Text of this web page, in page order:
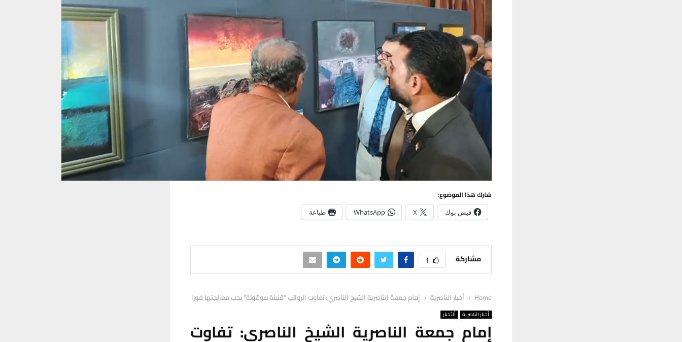
شارك هذا الموضوع:
فيس بوك X
WhatsApp طباعة
مشاركة 1
Home أخبار الناصرية إمام جمعة الناصرية الشيخ الناصري: تفاوت الرواتب “قنبلة موقوتة” يجب معالجتها فورا
أخبار الناصرية ألأخبار
إمام جمعة الناصرية الشيخ الناصري: تفاوت